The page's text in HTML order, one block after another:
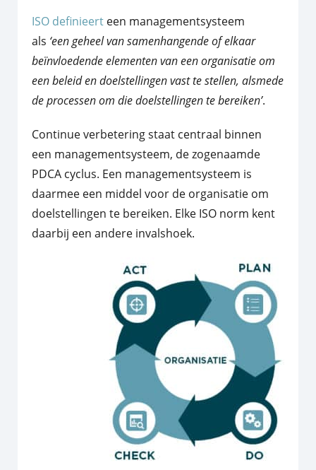
ISO definieert een managementsysteem
als ‘een geheel van samenhangende of elkaar
beïnvloedende elementen van een organisatie om
een beleid en doelstellingen vast te stellen, alsmede
de processen om die doelstellingen te bereiken’.
Continue verbetering staat centraal binnen
een managementsysteem, de zogenaamde
PDCA cyclus. Een managementsysteem is
daarmee een middel voor de organisatie om
doelstellingen te bereiken. Elke ISO norm kent
daarbij een andere invalshoek.